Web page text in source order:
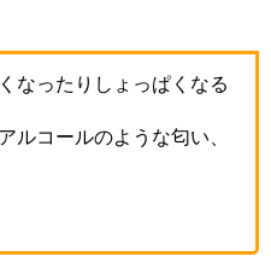
なったりしょっぱくなる
ルコールのような匂い、